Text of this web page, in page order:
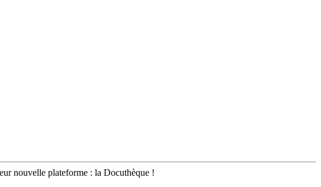
nouvelle plateforme : la Docuthèque !